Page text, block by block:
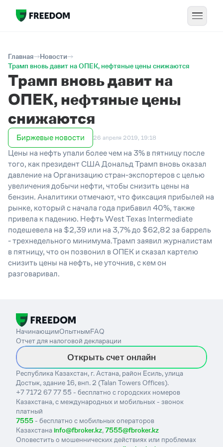
Главная
Новости
Трамп вновь давит на ОПЕК, нефтяные цены снижаются
Трамп вновь давит на
ОПЕК, нефтяные цены
снижаются
Биржевые новости 26 апреля 2019, 19:18
Цены на нефть упали более чем на 3% в пятницу после
того, как президент США Дональд Трамп вновь оказал
давление на Организацию стран-экспортеров с целью
увеличения добычи нефти, чтобы снизить цены на
бензин. Аналитики отмечают, что фиксация прибылей на
рынке, который с начала года прибавил 40%, также
привела к падению. Нефть West Texas Intermediate
подешевела на $2,39 или на 3,7% до $62,82 за баррель
- трехнедельного минимума.Трамп заявил журналистам
в пятницу, что он позвонил в ОПЕК и сказал картелю
снизить цены на нефть, не уточнив, с кем он
разговаривал.
НачинающимОпытнымFAQ
Отчет для налоговой декларации
Открыть счет онлайн
Республика Казахстан, г. Астана, район Есиль, улица
Достык, здание 16, внп. 2 (Talan Towers Offices).
+7 7172 67 77 55 - бесплатно с городских номеров
Казахстана, с международных и мобильных - звонок
платный
7555- бесплатно с мобильных операторов
Казахстанаinfo@fbroker.kz,7555@fbroker.kz
Оповестить о мошеннических действиях или проблемах